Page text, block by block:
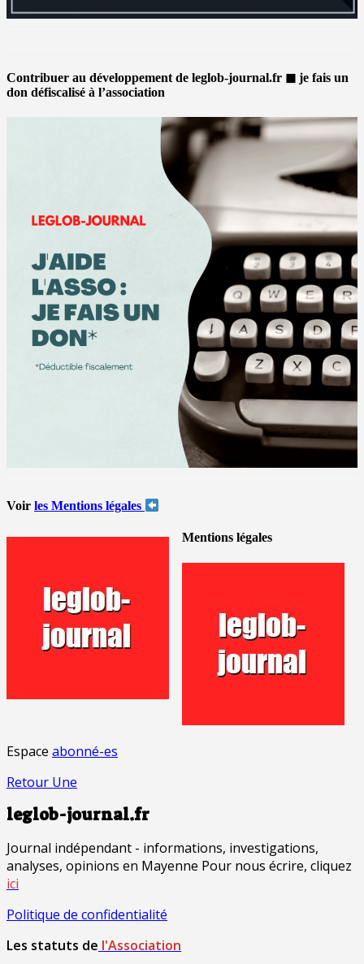
Contribuer au développement de leglob-journal.fr ◼ je fais un
don défiscalisé à l’association
Voir les Mentions légales
Mentions légales
Espace abonné-es
Retour Une
leglob-journal.fr
Journal indépendant - informations, investigations,
analyses, opinions en Mayenne Pour nous écrire, cliquez
ici
Politique de confidentialité
Les statuts de l'Association